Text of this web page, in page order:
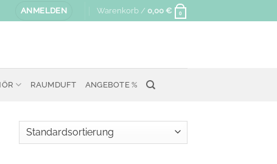
ANMELDEN Warenkorb / 0,00 € 0
RAUMDUFT ANGEBOTE %